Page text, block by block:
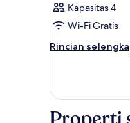
Kapasitas 4
Wi-Fi Gratis
Rincian
Rincian
Kamar